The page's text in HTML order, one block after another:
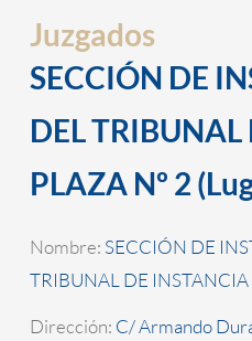
Juzgados
SECCIÓN DE
DEL
PLAZA Nº 2
Nombre: SECCIÓN DE
TRIBUNAL DE INSTANCIA
Dirección: C/ Armando